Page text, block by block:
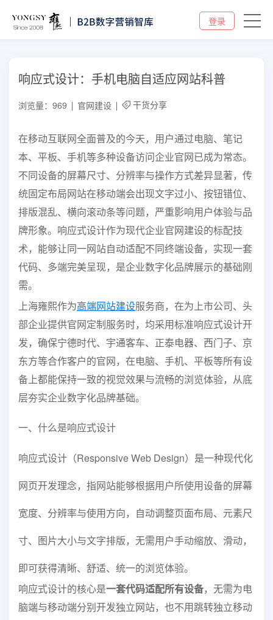
登录
响应式设计：手机电脑自适应网站科普
浏览量：969 官网建设 干货分享
在移动互联网全面普及的今天，用户通过电脑、笔记
本、平板、手机等多种设备访问企业官网已成为常态。
不同设备的屏幕尺寸、分辨率与操作方式差异显著，传
统固定布局网站在移动端会出现文字过小、按钮错位、
排版混乱、横向滚动条等问题，严重影响用户体验与品
牌形象。响应式设计作为现代企业官网建设的标配技
术，能够让同一网站自动适配不同终端设备，实现一套
代码、多端完美呈现，是企业数字化品牌展示的基础刚
需。
上海雍熙作为高端网站建设服务商，在为上市公司、头
部企业提供官网定制服务时，均采用标准响应式设计开
发，确保宁德时代、宇通客车、正泰电器、西门子、京
东方等合作客户的官网，在电脑、手机、平板等所有设
备上都能保持一致的视觉效果与流畅的浏览体验，从底
层夯实企业数字化品牌基础。
一、什么是响应式设计
响应式设计 （Responsive Web Design） 是一种现代化
网页开发理念，指网站能够根据用户所使用设备的屏幕
宽度、分辨率与使用方向，自动调整页面布局、元素尺
寸、图片大小与文字排版，无需用户手动缩放、滑动，
即可获得清晰、舒适、统一的浏览体验。
响应式设计的核心是一套代码适配所有设备，无需为电
脑端与移动端分别开发独立网站，也不用跳转独立移动